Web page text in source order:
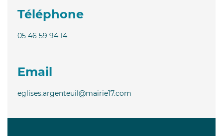
Téléphone
05 46 59 94 14
Email
eglises.argenteuil@mairie17.com